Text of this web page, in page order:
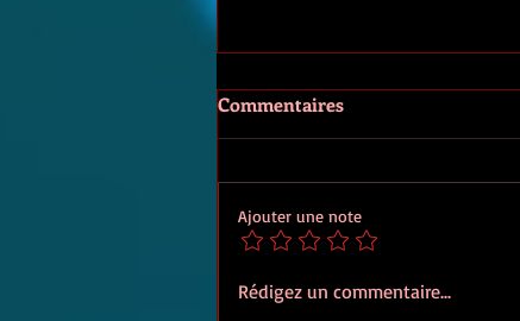
Suiza, de Bénédicte Belpois
Commentaires
Ajouter une note
Rédigez un commentaire...